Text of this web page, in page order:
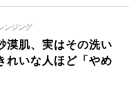
ンジング
漠肌、実はその洗い
れいな人ほど「やめ